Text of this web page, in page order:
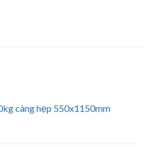
càng hẹp 550x1150mm